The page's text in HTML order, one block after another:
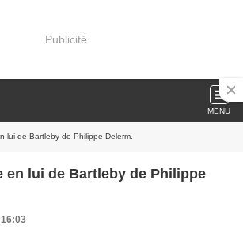
Publicité
MENU
lui de Bartleby de Philippe Delerm.
en lui de Bartleby de Philippe